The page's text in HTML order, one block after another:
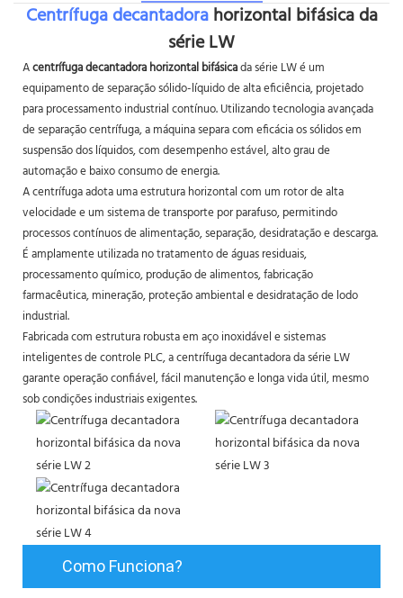
Centrífuga decantadorahorizontal bifásica da
série LW
Acentrífuga decantadora horizontal bifásicada série LW é um
equipamento de separação sólido-líquido de alta eficiência, projetado
para processamento industrial contínuo. Utilizando tecnologia avançada
de separação centrífuga, a máquina separa com eficácia os sólidos em
suspensão dos líquidos, com desempenho estável, alto grau de
automação e baixo consumo de energia.
A centrífuga adota uma estrutura horizontal com um rotor de alta
velocidade e um sistema de transporte por parafuso, permitindo
processos contínuos de alimentação, separação, desidratação e descarga.
É amplamente utilizada no tratamento de águas residuais,
processamento químico, produção de alimentos, fabricação
farmacêutica, mineração, proteção ambiental e desidratação de lodo
industrial.
Fabricada com estrutura robusta em aço inoxidável e sistemas
inteligentes de controle PLC, a centrífuga decantadora da série LW
garante operação confiável, fácil manutenção e longa vida útil, mesmo
sob condições industriais exigentes.
Como Funciona?